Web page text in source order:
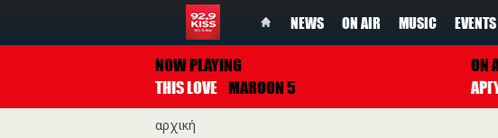
NEWS ON AIR MUSIC EVENTS
NOW PLAYING
THIS LOVE MAROON 5
ON
αρχική